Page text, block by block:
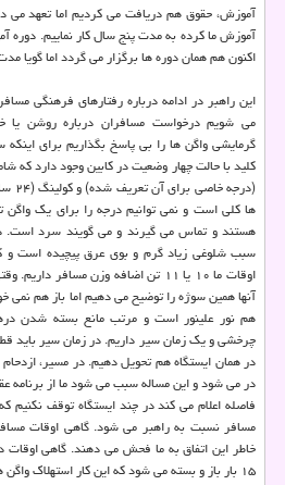
آموزش، حقوق هم دریافت می كردیم اما تعهد می
آموزش ما كرده به مدت پنج سال كار نماییم.
اكنون هم همان دوره ها برگزار می گردد اما گویا
این راهبر در ادامه درباره رفتارهای فرهنگی
می شویم درخواست مسافران درباره روشن
گرمایشی واگن ها را بی پاسخ بگذاریم برای
كلید با حالت چهار وضعیت در كابین وجود دارد كه
ها كلی است و نمی توانیم درجه را برای یك
هستند و تماس می گیرند و می گویند سرد است.
سبب شلوغی زیاد گرم و بوی عرق پیچیده است و
اوقات ما ۱۰ یا ۱۱ تن اضافه وزن
آنها همین سوژه را توضیح می دهیم اما باز هم
هم نور علینور است و مرتب مانع بسته شدن
چرخشی و یك زمان سیر داریم. در زمان سیر باید
در همان ایستگاه هم تحویل دهیم. در مسیر،
در می شود و این مساله سبب می شود ما از برنامه
فاصله اعلام می كند در چند ایستگاه توقف نكنیم
مسافر نسبت به راهبر می شود. گاهی اوقات
۱۵ بار باز و بسته می شود كه این كار استهلاك واگن ها را به همراه دارد.»